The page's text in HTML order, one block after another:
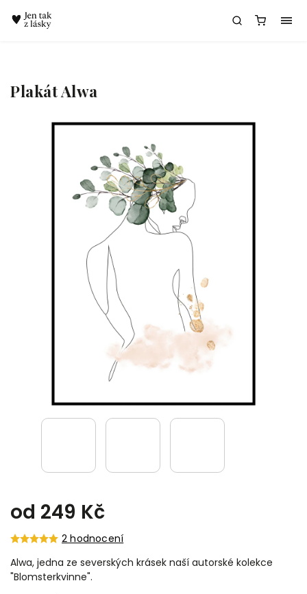
Plakát Alwa
od 249 Kč
2 hodnocení
Alwa, jedna ze severských krásek naší autorské kolekce
"Blomsterkvinne".